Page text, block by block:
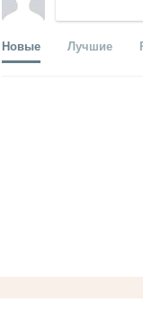
Новые Лучшие